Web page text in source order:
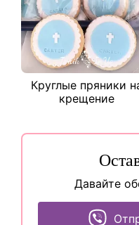
Круглые пряники
крещение
Давайте